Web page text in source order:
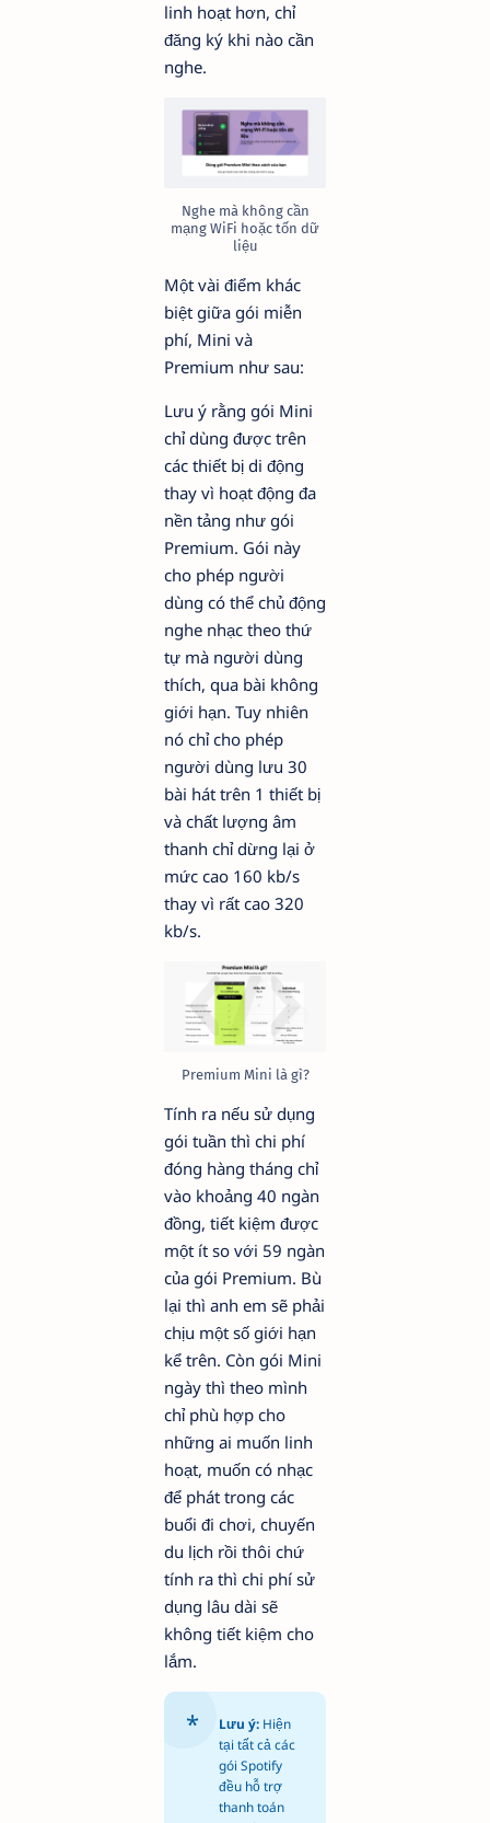
linh hoạt hơn, chỉ
đăng ký khi nào cần
nghe.
Nghe mà không cần
mạng WiFi hoặc tốn dữ
liệu
Một vài điểm khác
biệt giữa gói miễn
phí, Mini và
Premium như sau:
Lưu ý rằng gói Mini
chỉ dùng được trên
các thiết bị di động
thay vì hoạt động đa
nền tảng như gói
Premium. Gói này
cho phép người
dùng có thể chủ động
nghe nhạc theo thứ
tự mà người dùng
thích, qua bài không
giới hạn. Tuy nhiên
nó chỉ cho phép
người dùng lưu 30
bài hát trên 1 thiết bị
và chất lượng âm
thanh chỉ dừng lại ở
mức cao 160 kb/s
thay vì rất cao 320
kb/s.
Premium Mini là gì?
Tính ra nếu sử dụng
gói tuần thì chi phí
đóng hàng tháng chỉ
vào khoảng 40 ngàn
đồng, tiết kiệm được
một ít so với 59 ngàn
của gói Premium. Bù
lại thì anh em sẽ phải
chịu một số giới hạn
kể trên. Còn gói Mini
ngày thì theo mình
chỉ phù hợp cho
những ai muốn linh
hoạt, muốn có nhạc
để phát trong các
buổi đi chơi, chuyến
du lịch rồi thôi chứ
tính ra thì chi phí sử
dụng lâu dài sẽ
không tiết kiệm cho
lắm.
Lưu ý: Hiện
tại tất cả các
gói Spotify
đều hỗ trợ
thanh toán